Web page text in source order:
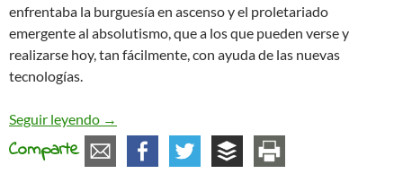
enfrentaba la burguesía en ascenso y el proletariado
emergente al absolutismo, que a los que pueden verse y
realizarse hoy, tan fácilmente, con ayuda de las nuevas
tecnologías.
Seguir leyendo La Anarquía y la Academia: ampliando a David
→
Comparte